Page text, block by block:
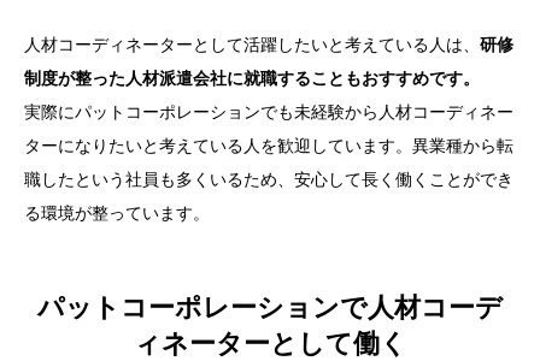
人材コーディネーターとして活躍したいと考えている人は、 研修
制度が整った人材派遣会社に就職することもおすすめです。
実際にパットコーポレーションでも未経験から人材コーディネー
ターになりたいと考えている人を歓迎しています。異業種から転
職したという社員も多くいるため、安心して長く働くことができ
る環境が整っています。
パットコーポレーションで人材コーデ
ィネーターとして働く